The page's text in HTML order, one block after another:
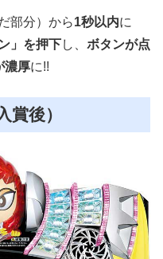
部分）から1秒以内に
」を押下し、 ボタンが点
濃厚に!!
賞後）